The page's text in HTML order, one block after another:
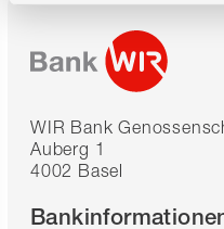
WIR Bank
Auberg 1
4002 Basel